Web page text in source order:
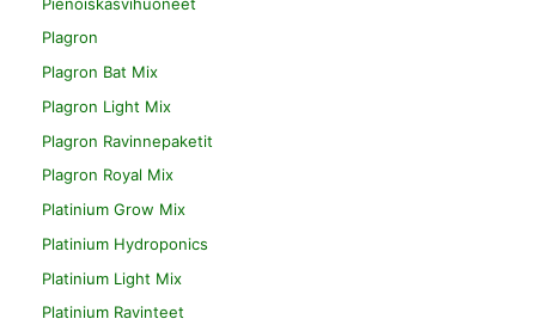
Plagron
Plagron Bat Mix
Plagron Light Mix
Plagron Ravinnepaketit
Plagron Royal Mix
Platinium Grow Mix
Platinium Hydroponics
Platinium Light Mix
Platinium Ravinteet